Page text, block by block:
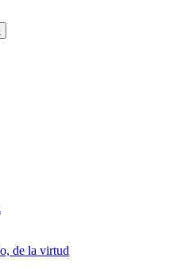
de la virtud